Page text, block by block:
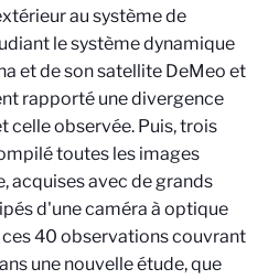
au système de
le système dynamique
et de son satellite DeMeo et
rapporté une divergence
celle observée. Puis, trois
toutes les images
acquises avec de grands
d'une caméra à optique
40 observations couvrant
une nouvelle étude, que